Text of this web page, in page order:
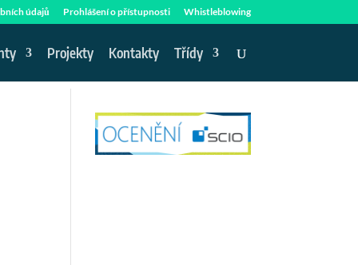
údajů Prohlášení o přístupnosti Whistleblowing
Projekty Kontakty Třídy